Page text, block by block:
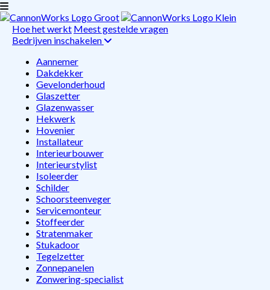
Hoe het werkt Meest gestelde vragen
Bedrijven inschakelen
Aannemer
Dakdekker
Gevelonderhoud
Glaszetter
Glazenwasser
Hekwerk
Hovenier
Installateur
Interieurbouwer
Interieurstylist
Isoleerder
Schilder
Schoorsteenveger
Servicemonteur
Stoffeerder
Stratenmaker
Stukadoor
Tegelzetter
Zonnepanelen
Zonwering-specialist